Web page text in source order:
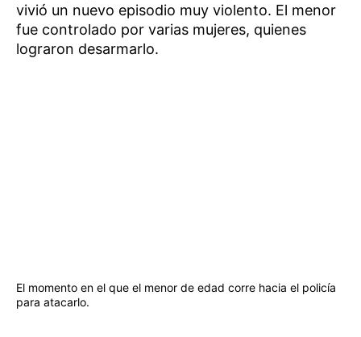
vivió un nuevo episodio muy violento. El menor
fue controlado por varias mujeres, quienes
lograron desarmarlo.
El momento en el que el menor de edad corre hacia el policía
para atacarlo.